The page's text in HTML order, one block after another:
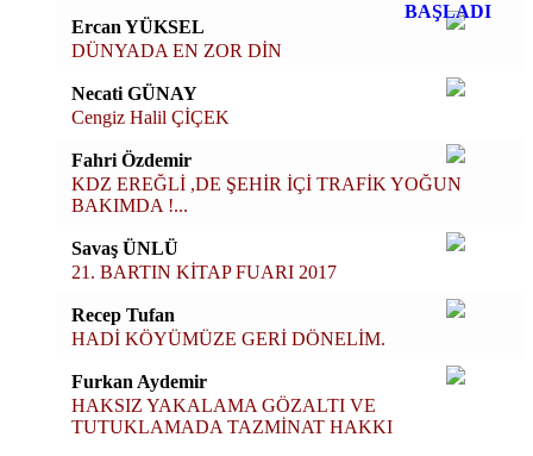
Ercan YÜKSEL
DÜNYADA EN ZOR DİN
Necati GÜNAY
Cengiz Halil ÇİÇEK
Fahri Özdemir
KDZ EREĞLİ ,DE ŞEHİR İÇİ TRAFİK YOĞUN
BAKIMDA !...
Savaş ÜNLÜ
21. BARTIN KİTAP FUARI 2017
Recep Tufan
HADİ KÖYÜMÜZE GERİ DÖNELİM.
Furkan Aydemir
HAKSIZ YAKALAMA GÖZALTI VE
TUTUKLAMADA TAZMİNAT HAKKI